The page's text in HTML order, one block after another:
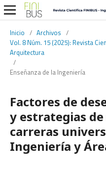
Inicio / Archivos /
Vol. 8 Núm. 15 (2025): Revista
Arquitectura
/
Enseñanza de la Ingeniería
Factores de
y estrategias
carreras
Ingeniería y